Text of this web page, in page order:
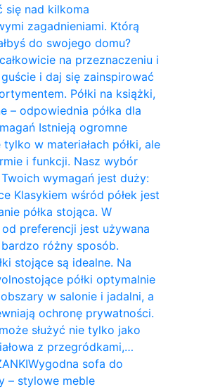
się nad kilkoma
zagadnieniami. Którą
do swojego domu?
na przeznaczeniu i
i daj się zainspirować
Półki na książki,
– odpowiednia półka dla
Istnieją ogromne
w materiałach półki, ale
i funkcji. Nasz wybór
wymagań jest duży:
Klasykiem wśród półek jest
półka stojąca. W
preferencji jest używana
różny sposób.
stojące są idealne. Na
półki optymalnie
w salonie i jadalni, a
ochronę prywatności.
służyć nie tylko jako
z przegródkami,…
Wygodna sofa do
– stylowe meble